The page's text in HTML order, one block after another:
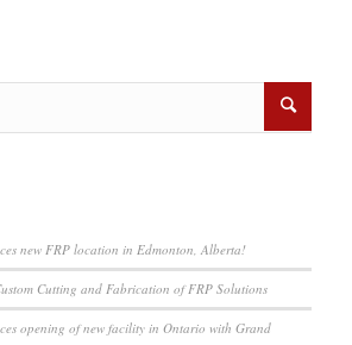
new FRP location in Edmonton, Alberta!
Cutting and Fabrication of FRP Solutions
opening of new facility in Ontario with Grand